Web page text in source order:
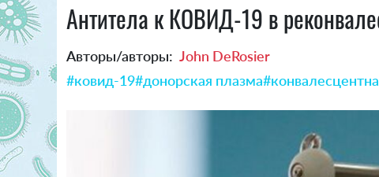
Антитела к КОВИД-19 в
Авторы/авторы: John DeRosier
#ковид-19#донорская плазма